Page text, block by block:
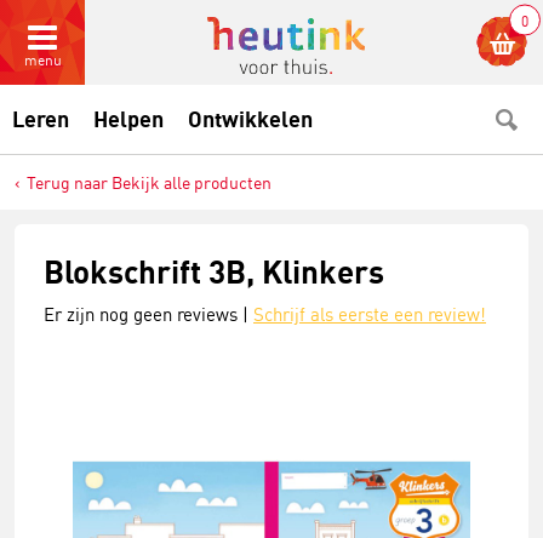
menu
0
Leren Helpen Ontwikkelen
Terug naar Bekijk alle producten
Blokschrift 3B, Klinkers
Er zijn nog geen reviews | Schrijf als eerste een review!